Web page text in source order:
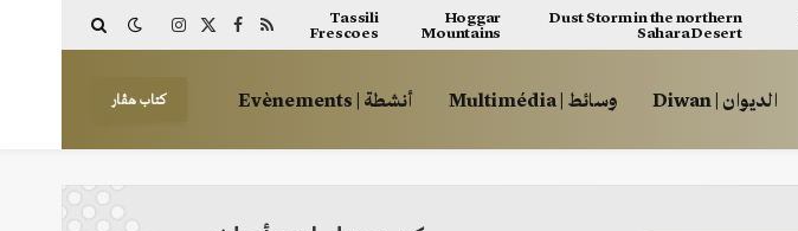
Dust Storm in the northern
Sahara Desert
Hoggar
Mountains
Tassili
Frescoes
RSS
Facebook
X
Instagram
الديوان | Diwan وسائط | Multimédia أنشطة | Evènements كتاب هڤار